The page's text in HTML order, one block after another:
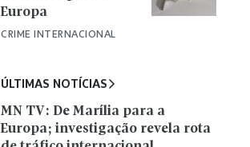
CRIME INTERNACIONAL
Europa
ÚLTIMAS NOTÍCIAS
MN TV: De Marília para a
Europa; investigação revela rota